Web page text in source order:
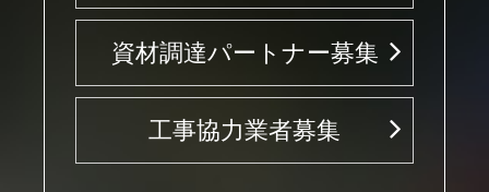
資材調達パートナー募集
工事協力業者募集